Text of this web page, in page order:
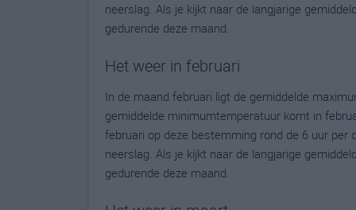
neerslag. Als je kijkt naar de langjarige
gedurende deze maand.
Het weer in februari
In de maand februari ligt de gemiddelde
gemiddelde minimumtemperatuur komt in
februari op deze bestemming rond de 6 uur per
neerslag. Als je kijkt naar de langjarige
gedurende deze maand.